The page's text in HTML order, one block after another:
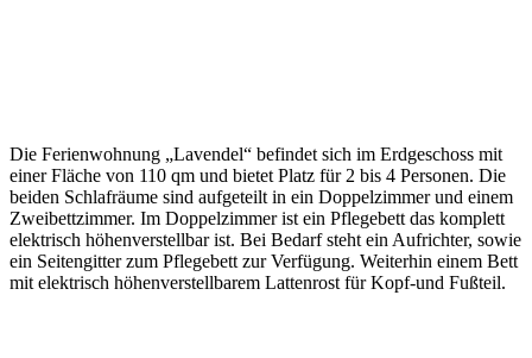
Die Ferienwohnung „Lavendel“ befindet sich im Erdgeschoss mit
einer Fläche von 110 qm und bietet Platz für 2 bis 4 Personen. Die
beiden Schlafräume sind aufgeteilt in ein Doppelzimmer und einem
Zweibettzimmer. Im Doppelzimmer ist ein Pflegebett das komplett
elektrisch höhenverstellbar ist. Bei Bedarf steht ein Aufrichter, sowie
ein Seitengitter zum Pflegebett zur Verfügung. Weiterhin einem Bett
mit elektrisch höhenverstellbarem Lattenrost für Kopf-und Fußteil.